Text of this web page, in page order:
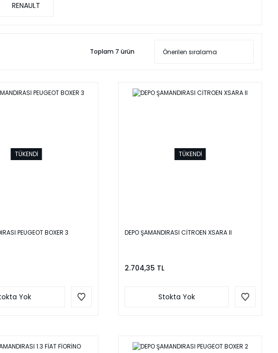
RENAULT
Toplam 7 ürün
TÜKENDİ
PEUGEOT BOXER 3
Yok
TÜKENDİ
DEPO ŞAMANDIRASI CİTROEN XSARA II
2.704,35 TL
Stokta Yok